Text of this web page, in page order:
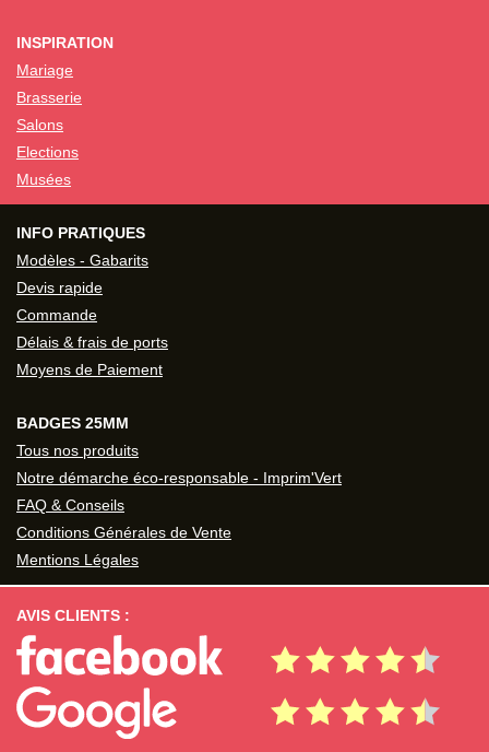
INSPIRATION
Mariage
Brasserie
Salons
Elections
Musées
INFO PRATIQUES
Modèles - Gabarits
Devis rapide
Commande
Délais & frais de ports
Moyens de Paiement
BADGES 25MM
Tous nos produits
Notre démarche éco-responsable - Imprim'Vert
FAQ & Conseils
Conditions Générales de Vente
Mentions Légales
AVIS CLIENTS :